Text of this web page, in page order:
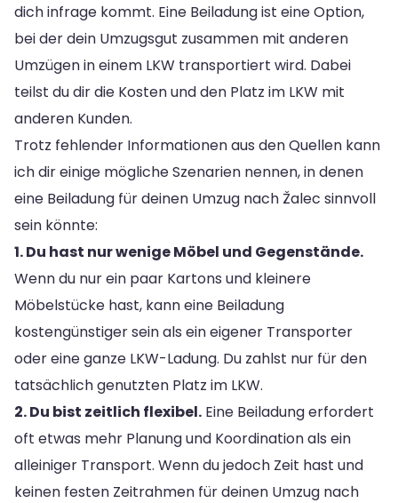
dich infrage kommt. Eine Beiladung ist eine Option,
bei der dein Umzugsgut zusammen mit anderen
Umzügen in einem LKW transportiert wird. Dabei
teilst du dir die Kosten und den Platz im LKW mit
anderen Kunden.
Trotz fehlender Informationen aus den Quellen kann
ich dir einige mögliche Szenarien nennen, in denen
eine Beiladung für deinen Umzug nach Žalec sinnvoll
sein könnte:
1. Du hast nur wenige Möbel und Gegenstände.
Wenn du nur ein paar Kartons und kleinere
Möbelstücke hast, kann eine Beiladung
kostengünstiger sein als ein eigener Transporter
oder eine ganze LKW-Ladung. Du zahlst nur für den
tatsächlich genutzten Platz im LKW.
2. Du bist zeitlich flexibel. Eine Beiladung erfordert
oft etwas mehr Planung und Koordination als ein
alleiniger Transport. Wenn du jedoch Zeit hast und
keinen festen Zeitrahmen für deinen Umzug nach